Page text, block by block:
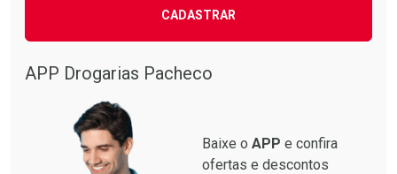
CADASTRAR
APP Drogarias Pacheco
Baixe o APP e confira
ofertas e descontos